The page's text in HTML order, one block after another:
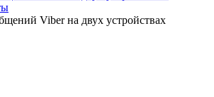
Viber на двух устройствах